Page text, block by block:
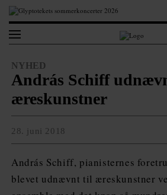
NYHED
András Schiff
æreskunstner
28. juni 2018
András Schiff, pianisternes
blevet udnævnt til æreskunstner